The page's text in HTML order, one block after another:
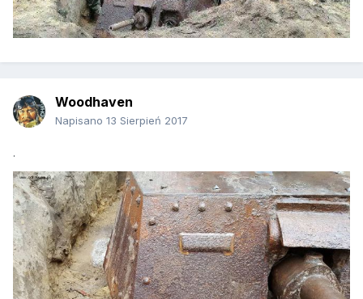
Woodhaven
Napisano 13 Sierpień 2017
.